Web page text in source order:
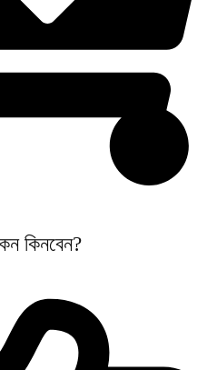
কিনবেন?